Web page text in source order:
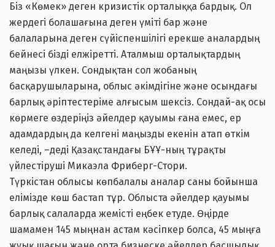
Біз «Көмек» деген кризистік орталыққа бардық. Ол
жердегі болашағына деген үміті бар және
балаларына деген сүйіспеншілігі ерекше аналардың
бейнесі бізді елжіретті. Аталмыш орталықтардың
маңызы үлкен. Сондықтан сол жобаның
басқарушыларына, облыс әкімдігіне және осындағы
барлық әріптестеріме алғысым шексіз. Сондай-ақ осы
көрмеге өздеріңіз әйелдер қауымы ғана емес, ер
адамдардың да келгені маңызды екенін атап өткім
келеді, –деді Қазақстандағы БҰҰ-ның тұрақты
үйлестіруші Микаэла Фриберг-Стори.
Түркістан облысы көпбалалы аналар саны бойынша
елімізде көш бастап тұр. Облыста әйелдер қауымы
барлық салаларда жемісті еңбек етуде. Өңірде
шамамен 145 мыңнан астам кәсіпкер болса, 45 мыңға